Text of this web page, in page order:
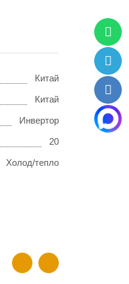
Китай
Китай
Инвертор
20
Холод/тепло